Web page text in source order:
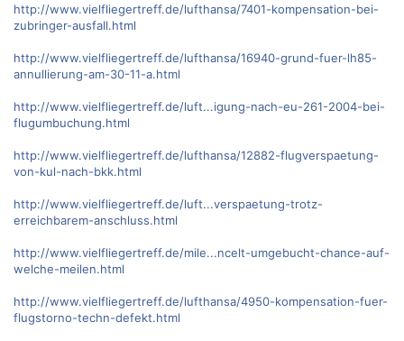
http://www.vielfliegertreff.de/lufthansa/7401-kompensation-bei-
zubringer-ausfall.html
http://www.vielfliegertreff.de/lufthansa/16940-grund-fuer-lh85-
annullierung-am-30-11-a.html
http://www.vielfliegertreff.de/luft...igung-nach-eu-261-2004-bei-
flugumbuchung.html
http://www.vielfliegertreff.de/lufthansa/12882-flugverspaetung-
von-kul-nach-bkk.html
http://www.vielfliegertreff.de/luft...verspaetung-trotz-
erreichbarem-anschluss.html
http://www.vielfliegertreff.de/mile...ncelt-umgebucht-chance-auf-
welche-meilen.html
http://www.vielfliegertreff.de/lufthansa/4950-kompensation-fuer-
flugstorno-techn-defekt.html